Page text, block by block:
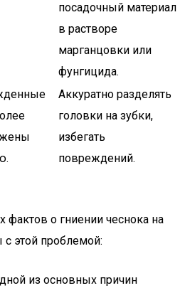
посадочный материал
в растворе
марганцовки или
фунгицида.
Аккуратно разделять
головки на зубки,
избегать
повреждений.
фактов о гниении чеснока на
с этой проблемой:
из основных причин